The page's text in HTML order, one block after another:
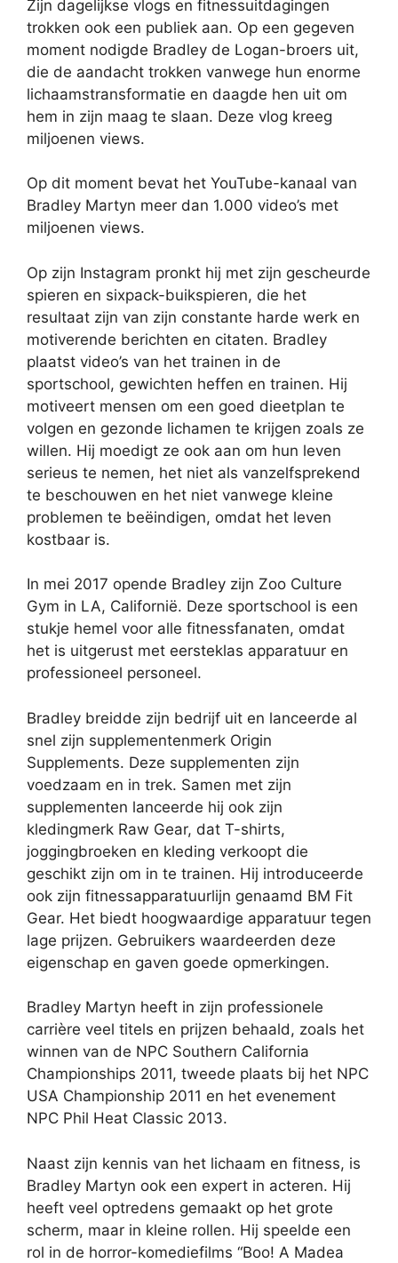
Zijn dagelijkse vlogs en fitnessuitdagingen
trokken ook een publiek aan. Op een gegeven
moment nodigde Bradley de Logan-broers uit,
die de aandacht trokken vanwege hun enorme
lichaamstransformatie en daagde hen uit om
hem in zijn maag te slaan. Deze vlog kreeg
miljoenen views.
Op dit moment bevat het YouTube-kanaal van
Bradley Martyn meer dan 1.000 video’s met
miljoenen views.
Op zijn Instagram pronkt hij met zijn gescheurde
spieren en sixpack-buikspieren, die het
resultaat zijn van zijn constante harde werk en
motiverende berichten en citaten. Bradley
plaatst video’s van het trainen in de
sportschool, gewichten heffen en trainen. Hij
motiveert mensen om een ​​goed dieetplan te
volgen en gezonde lichamen te krijgen zoals ze
willen. Hij moedigt ze ook aan om hun leven
serieus te nemen, het niet als vanzelfsprekend
te beschouwen en het niet vanwege kleine
problemen te beëindigen, omdat het leven
kostbaar is.
In mei 2017 opende Bradley zijn Zoo Culture
Gym in LA, Californië. Deze sportschool is een
stukje hemel voor alle fitnessfanaten, omdat
het is uitgerust met eersteklas apparatuur en
professioneel personeel.
Bradley breidde zijn bedrijf uit en lanceerde al
snel zijn supplementenmerk Origin
Supplements. Deze supplementen zijn
voedzaam en in trek. Samen met zijn
supplementen lanceerde hij ook zijn
kledingmerk Raw Gear, dat T-shirts,
joggingbroeken en kleding verkoopt die
geschikt zijn om in te trainen. Hij introduceerde
ook zijn fitnessapparatuurlijn genaamd BM Fit
Gear. Het biedt hoogwaardige apparatuur tegen
lage prijzen. Gebruikers waardeerden deze
eigenschap en gaven goede opmerkingen.
Bradley Martyn heeft in zijn professionele
carrière veel titels en prijzen behaald, zoals het
winnen van de NPC Southern California
Championships 2011, tweede plaats bij het NPC
USA Championship 2011 en het evenement
NPC Phil Heat Classic 2013.
Naast zijn kennis van het lichaam en fitness, is
Bradley Martyn ook een expert in acteren. Hij
heeft veel optredens gemaakt op het grote
scherm, maar in kleine rollen. Hij speelde een
rol in de horror-komediefilms “Boo! A Madea